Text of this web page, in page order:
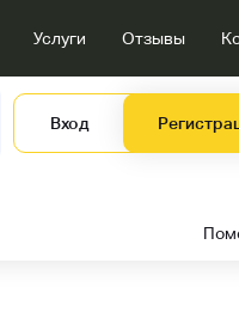
Услуги Отзывы
Вход